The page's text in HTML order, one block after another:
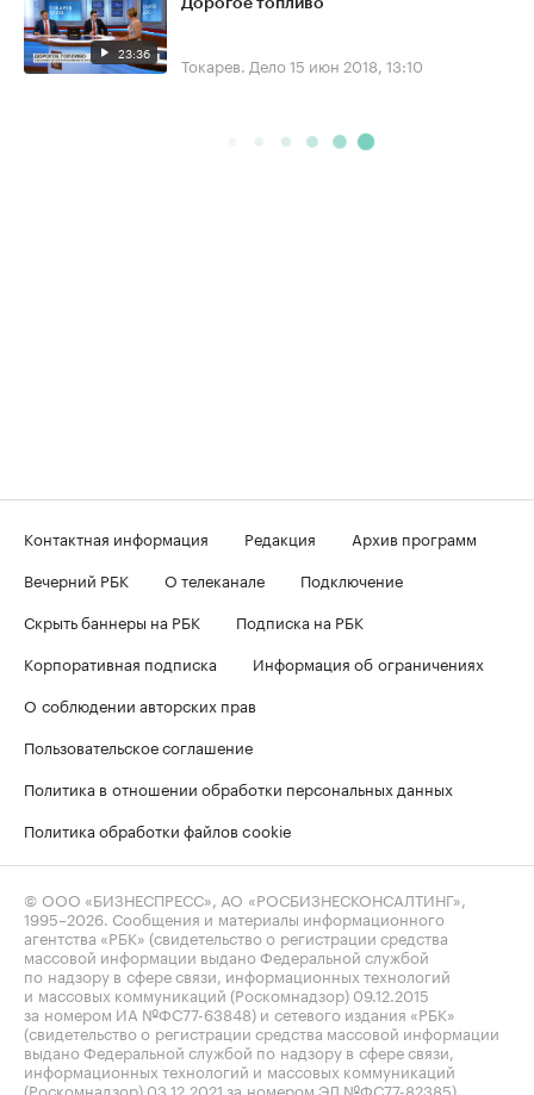
23:36
Дорогое топливо
Токарев. Дело15 июн 2018, 13:10
Контактная информация Редакция
Архив программ
Вечерний РБК
О телеканале
Подключение
Скрыть баннеры на РБК
Подписка на РБК
Корпоративная подписка
Информация об ограничениях
О соблюдении авторских прав
Пользовательское соглашение
Политика в отношении обработки персональных данных
Политика обработки файлов cookie
© ООО «БИЗНЕСПРЕСС», АО «РОСБИЗНЕСКОНСАЛТИНГ»,
1995–2026 . Сообщения и материалы информационного
агентства «РБК» (свидетельство о регистрации средства
массовой информации выдано Федеральной службой
по надзору в сфере связи, информационных технологий
и массовых коммуникаций (Роскомнадзор) 09.12.2015
за номером ИА №ФС77-63848) и сетевого издания «РБК»
(свидетельство о регистрации средства массовой информации
выдано Федеральной службой по надзору в сфере связи,
информационных технологий и массовых коммуникаций
(Роскомнадзор) 03.12.2021 за номером ЭЛ №ФС77-82385)